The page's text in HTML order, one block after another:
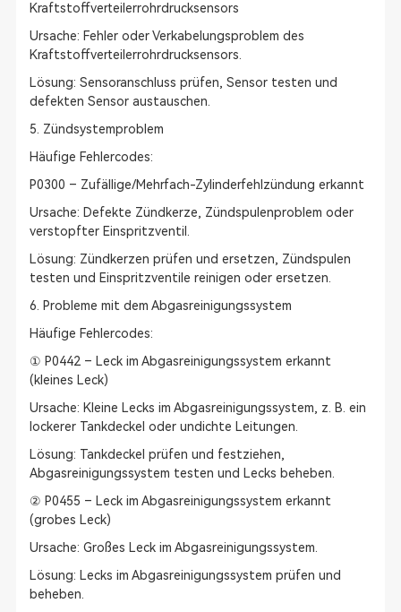
Kraftstoffverteilerrohrdrucksensors
Ursache: Fehler oder Verkabelungsproblem des
Kraftstoffverteilerrohrdrucksensors.
Lösung: Sensoranschluss prüfen, Sensor testen und
defekten Sensor austauschen.
5. Zündsystemproblem
Häufige Fehlercodes:
P0300 – Zufällige/Mehrfach-Zylinderfehlzündung erkannt
Ursache: Defekte Zündkerze, Zündspulenproblem oder
verstopfter Einspritzventil.
Lösung: Zündkerzen prüfen und ersetzen, Zündspulen
testen und Einspritzventile reinigen oder ersetzen.
6. Probleme mit dem Abgasreinigungssystem
Häufige Fehlercodes:
① P0442 – Leck im Abgasreinigungssystem erkannt
(kleines Leck)
Ursache: Kleine Lecks im Abgasreinigungssystem, z. B. ein
lockerer Tankdeckel oder undichte Leitungen.
Lösung: Tankdeckel prüfen und festziehen,
Abgasreinigungssystem testen und Lecks beheben.
② P0455 – Leck im Abgasreinigungssystem erkannt
(grobes Leck)
Ursache: Großes Leck im Abgasreinigungssystem.
Lösung: Lecks im Abgasreinigungssystem prüfen und
beheben.